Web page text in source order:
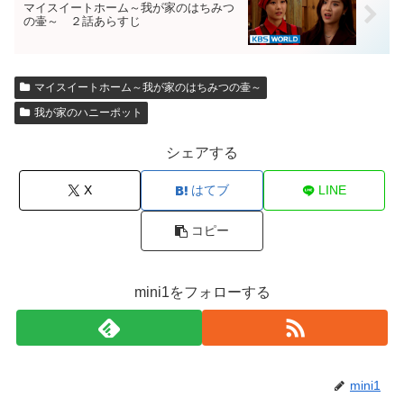
マイスイートホーム～我が家のはちみつ
の壷～ ２話あらすじ
マイスイートホーム～我が家のはちみつの壷～
我が家のハニーポット
シェアする
X はてブ LINE
コピー
mini1をフォローする
mini1